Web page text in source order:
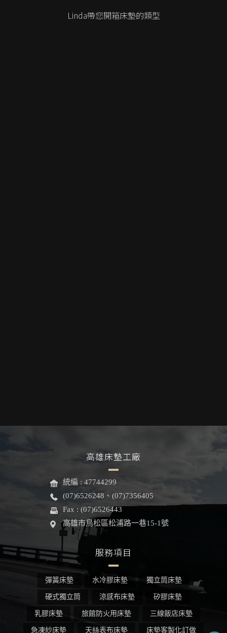
Linda帶您開箱床墊的類型
高雄床墊工廠
統編 : 47744299
(07)6526248、(07)7356405
Fax : (07)6526443
高雄市鳥松區松浦路一巷15-1號
服務項目
彈簧床墊 水冷膠床墊 獨立筒床墊
硬式獨立筒 涼感布床墊 矽膠床墊
乳膠床墊 旅館防火用床墊 三線飯店床墊
急凍紗床墊 天絲表布床墊 床墊客製化訂做